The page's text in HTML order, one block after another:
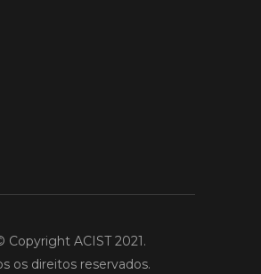
Copyright ACIST 2021.
os direitos reservados.